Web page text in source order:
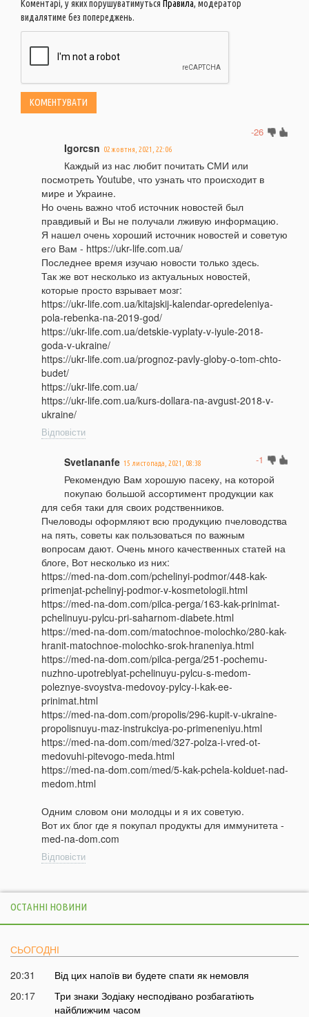
Коментарі, у яких порушуватимуться Правила, модератор
видалятиме без попереджень.
-26
Igorcsn 02 жовтня, 2021, 22:06
Каждый из нас любит почитать СМИ или
посмотреть Youtube, что узнать что происходит в
мире и Украине.
Но очень важно чтоб источник новостей был
правдивый и Вы не получали лживую информацию.
Я нашел очень хороший источник новостей и советую
его Вам - https://ukr-life.com.ua/
Последнее время изучаю новости только здесь.
Так же вот несколько из актуальных новостей,
которые просто взрывает мозг:
https://ukr-life.com.ua/kitajskij-kalendar-opredeleniya-
pola-rebenka-na-2019-god/
https://ukr-life.com.ua/detskie-vyplaty-v-iyule-2018-
goda-v-ukraine/
https://ukr-life.com.ua/prognoz-pavly-globy-o-tom-chto-
budet/
https://ukr-life.com.ua/
https://ukr-life.com.ua/kurs-dollara-na-avgust-2018-v-
ukraine/
Відповісти
-1
Svetlananfe 15 листопада, 2021, 08:38
Рекомендую Вам хорошую пасеку, на которой
покупаю большой ассортимент продукции как
для себя таки для своих родственников.
Пчеловоды оформляют всю продукцию пчеловодства
на пять, советы как пользоваться по важным
вопросам дают. Очень много качественных статей на
блоге, Вот несколько из них:
https://med-na-dom.com/pchelinyi-podmor/448-kak-
primenjat-pchelinyj-podmor-v-kosmetologii.html
https://med-na-dom.com/pilca-perga/163-kak-prinimat-
pchelinuyu-pylcu-pri-saharnom-diabete.html
https://med-na-dom.com/matochnoe-molochko/280-kak-
hranit-matochnoe-molochko-srok-hraneniya.html
https://med-na-dom.com/pilca-perga/251-pochemu-
nuzhno-upotreblyat-pchelinuyu-pylcu-s-medom-
poleznye-svoystva-medovoy-pylcy-i-kak-ee-
prinimat.html
https://med-na-dom.com/propolis/296-kupit-v-ukraine-
propolisnuyu-maz-instrukciya-po-primeneniyu.html
https://med-na-dom.com/med/327-polza-i-vred-ot-
medovuhi-pitevogo-meda.html
https://med-na-dom.com/med/5-kak-pchela-kolduet-nad-
medom.html
Одним словом они молодцы и я их советую.
Вот их блог где я покупал продукты для иммунитета -
med-na-dom.com
Відповісти
ОСТАННІ НОВИНИ
СЬОГОДНІ
20:31
Від цих напоїв ви будете спати як немовля
20:17
Три знаки Зодіаку несподівано розбагатіють
найближчим часом